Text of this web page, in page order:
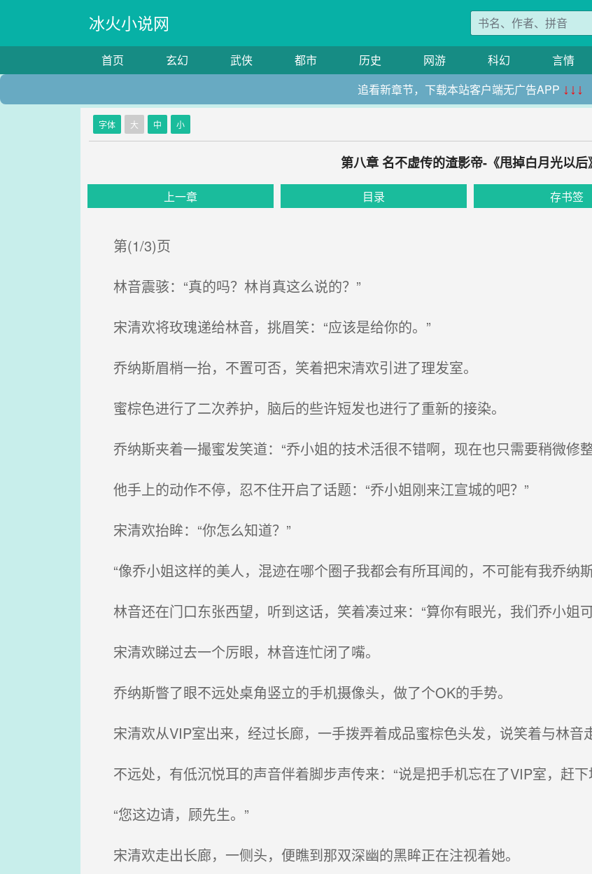
冰火小说网
首页 玄幻 武侠 都市 历史 网游 科幻 言情
追看新章节，下载本站客户端无广告APP ↓↓↓
字体 大 中 小
第八章 名不虚传的渣影帝-《甩掉白月光以后
上一章 目录 存书签
第(1/3)页
林音震骇：“真的吗？林肖真这么说的？”
宋清欢将玫瑰递给林音，挑眉笑：“应该是给你的。”
乔纳斯眉梢一抬，不置可否，笑着把宋清欢引进了理发室。
蜜棕色进行了二次养护，脑后的些许短发也进行了重新的接染。
乔纳斯夹着一撮蜜发笑道：“乔小姐的技术活很不错啊，现在也只需要稍微修
他手上的动作不停，忍不住开启了话题：“乔小姐刚来江宣城的吧？”
宋清欢抬眸：“你怎么知道？”
“像乔小姐这样的美人，混迹在哪个圈子我都会有所耳闻的，不可能有我乔纳
林音还在门口东张西望，听到这话，笑着凑过来：“算你有眼光，我们乔小姐
宋清欢睇过去一个厉眼，林音连忙闭了嘴。
乔纳斯瞥了眼不远处桌角竖立的手机摄像头，做了个OK的手势。
宋清欢从VIP室出来，经过长廊，一手拨弄着成品蜜棕色头发，说笑着与林音
不远处，有低沉悦耳的声音伴着脚步声传来：“说是把手机忘在了VIP室，赶下
“您这边请，顾先生。”
宋清欢走出长廊，一侧头，便瞧到那双深幽的黑眸正在注视着她。